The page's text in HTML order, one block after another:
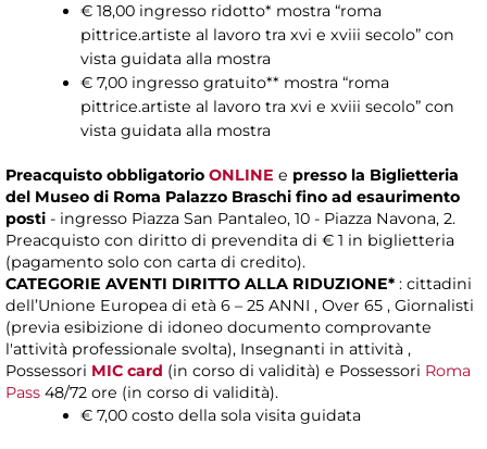
€ 18,00 ingresso ridotto* mostra “roma
pittrice.artiste al lavoro tra xvi e xviii secolo” con
vista guidata alla mostra
€ 7,00 ingresso gratuito** mostra “roma
pittrice.artiste al lavoro tra xvi e xviii secolo” con
vista guidata alla mostra
Preacquisto obbligatorio ONLINE e presso la Biglietteria
del Museo di Roma Palazzo Braschi fino ad esaurimento
posti - ingresso Piazza San Pantaleo, 10 - Piazza Navona, 2.
Preacquisto con diritto di prevendita di € 1 in biglietteria
(pagamento solo con carta di credito).
CATEGORIE AVENTI DIRITTO ALLA RIDUZIONE* : cittadini
dell’Unione Europea di età 6 – 25 ANNI , Over 65 , Giornalisti
(previa esibizione di idoneo documento comprovante
l'attività professionale svolta), Insegnanti in attività ,
Possessori MIC card (in corso di validità) e Possessori Roma
Pass 48/72 ore (in corso di validità).
€ 7,00 costo della sola visita guidata